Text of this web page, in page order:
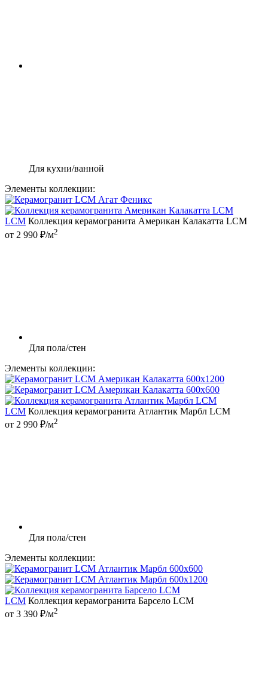
Для кухни/ванной
Элементы коллекции:
LCM Коллекция керамогранита Американ Калакатта LCM
от 2 990 ₽/м2
Для пола/стен
Элементы коллекции:
LCM Коллекция керамогранита Атлантик Марбл LCM
от 2 990 ₽/м2
Для пола/стен
Элементы коллекции:
LCM Коллекция керамогранита Барсело LCM
от 3 390 ₽/м2